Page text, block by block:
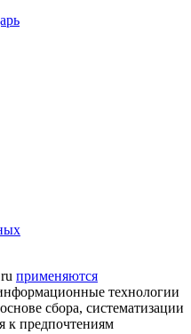
применяются
технологии
сбора, систематизации
к предпочтениям